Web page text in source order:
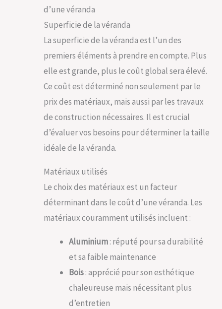
d’une véranda
Superficie de la véranda
La superficie de la véranda est l’un des
premiers éléments à prendre en compte. Plus
elle est grande, plus le coût global sera élevé.
Ce coût est déterminé non seulement par le
prix des matériaux, mais aussi par les travaux
de construction nécessaires. Il est crucial
d’évaluer vos besoins pour déterminer la taille
idéale de la véranda.
Matériaux utilisés
Le choix des matériaux est un facteur
déterminant dans le coût d’une véranda. Les
matériaux couramment utilisés incluent :
Aluminium: réputé pour sa durabilité
et sa faible maintenance
Bois: apprécié pour son esthétique
chaleureuse mais nécessitant plus
d’entretien